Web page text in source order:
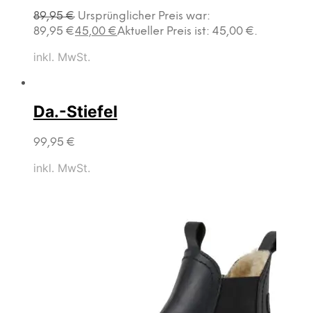
89,95€ Ursprünglicher Preis war:
89,95 €45,00 €Aktueller Preis ist: 45,00 €.
inkl. MwSt.
Da.-Stiefel
99,95 €
inkl. MwSt.